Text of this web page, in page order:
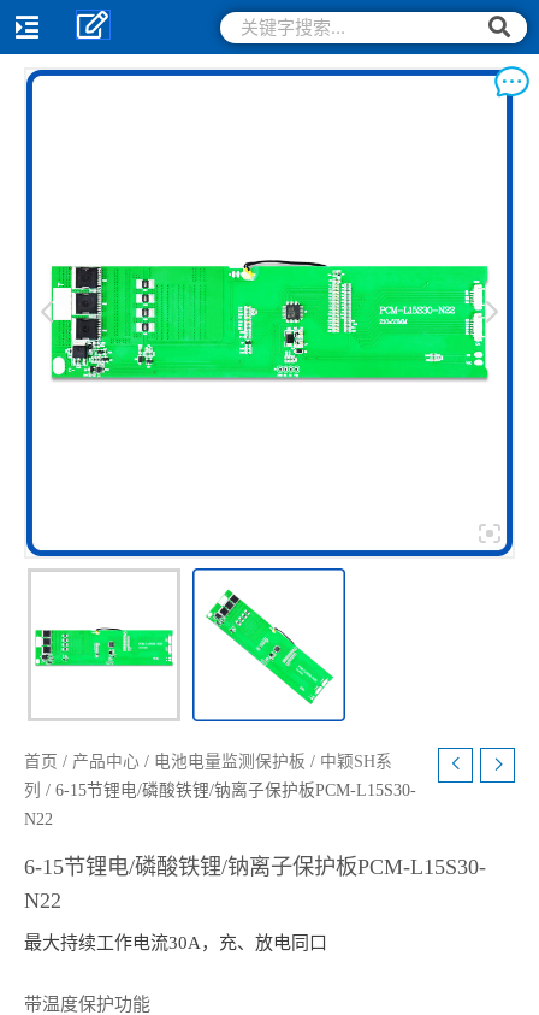
跳
至
搜
索
搜
索
首页 / 产品中心 / 电池电量监测保护板 / 中颖SH系
列 / 6-15节锂电/磷酸铁锂/钠离子保护板PCM-L15S30-
N22
6-15节锂电/磷酸铁锂/钠离子保护板PCM-L15S30-
N22
最大持续工作电流30A，充、放电同口
带温度保护功能